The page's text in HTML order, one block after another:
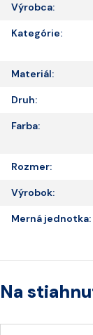
Výrobca:
Kategórie:
Materiál:
Druh:
Farba:
Rozmer:
Výrobok:
Merná jednotka:
Na